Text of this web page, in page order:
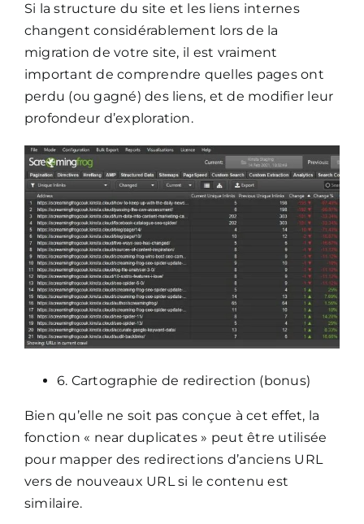
Si la structure du site et les liens internes
changent considérablement lors de la
migration de votre site, il est vraiment
important de comprendre quelles pages ont
perdu (ou gagné) des liens, et de modifier leur
profondeur d’exploration.
6. Cartographie de redirection (bonus)
Bien qu’elle ne soit pas conçue à cet effet, la
fonction « near duplicates » peut être utilisée
pour mapper des redirections d’anciens URL
vers de nouveaux URL si le contenu est
similaire.